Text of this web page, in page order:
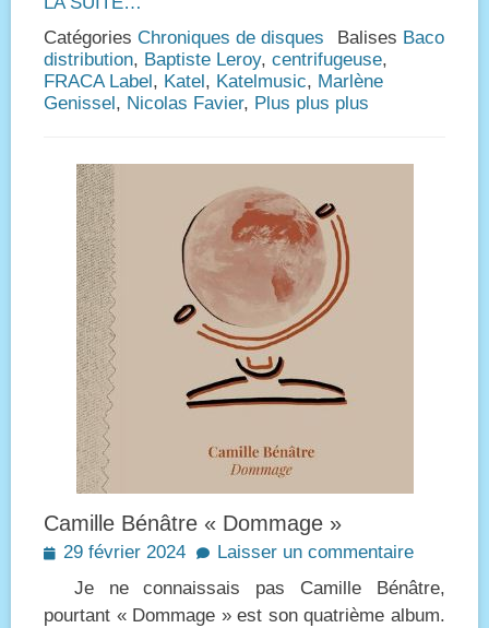
Catégories Chroniques de disques Balises Baco
distribution, Baptiste Leroy, centrifugeuse,
FRACA Label , Katel , Katelmusic, Marlène
Genissel , Nicolas Favier, Plus plus plus
Camille Bénâtre « Dommage »
Posted
29 février 2024
Laisser un commentaire
Je ne connaissais pas Camille Bénâtre,
pourtant « Dommage » est son quatrième album.